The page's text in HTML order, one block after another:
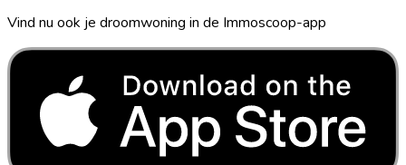
Vind nu ook je droomwoning in de Immoscoop-app